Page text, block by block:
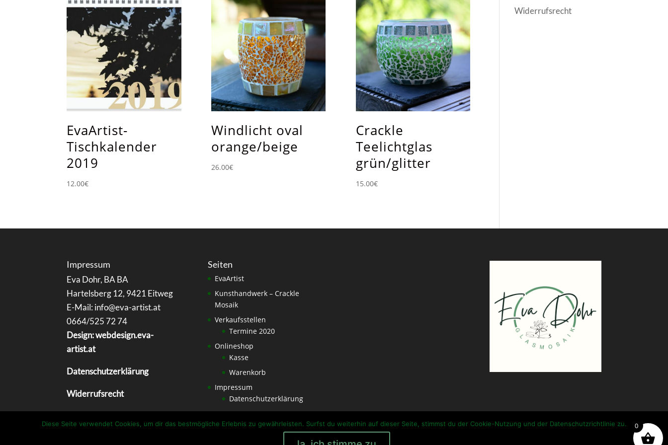
EvaArtist-
Tischkalender
2019
12.00€
Windlicht oval
orange/beige
26.00€
Crackle
Teelichtglas
grün/glitter
15.00€
Widerrufsrecht
Impressum
Eva Dohr, BA BA
Hartelsberg 12, 9421 Eitweg
E-Mail: info@eva-artist.at
0664/525 72 74
Design: webdesign.eva-
artist.at
Datenschutzerklärung
Widerrufsrecht
Seiten
EvaArtist
Kunsthandwerk – Crackle
Mosaik
Verkaufsstellen
Termine 2020
Onlineshop
Kasse
Warenkorb
Impressum
Datenschutzerklärung
0
Diese Seite verwendet Cookies, um dir das bestmögliche Erlebnis zu gewährleisten. Surfst du weiterhin auf dieser Seite, stimmst du der Cookie-Nutzung und der Datenschutzrichtlinie zu.